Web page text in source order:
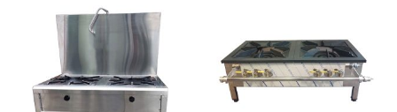
kiệm thời gian cho các cơ sở kinh
doanh, phục vụ khách hàng nhanh